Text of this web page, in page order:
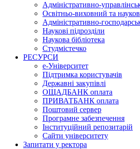
Адміністративно-
Освітньо-виховний та
Адміністративно-
Наукові підрозділи
Наукова бібліотека
Студмістечко
РЕСУРСИ
е-Університет
Підтримка користувачів
Державні закупівлі
ОЩАДБАНК оплата
ПРИВАТБАНК оплата
Поштовий сервер
Програмне забезпечення
Інституційний репозитарій
Сайти університету
Запитати у ректора